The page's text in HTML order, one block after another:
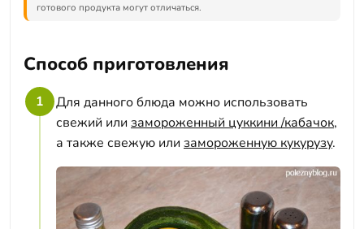
готового продукта могут отличаться.
Способ приготовления
1
Для данного блюда можно использовать
свежий или замороженный цуккини /кабачок,
а также свежую или замороженную кукурузу.